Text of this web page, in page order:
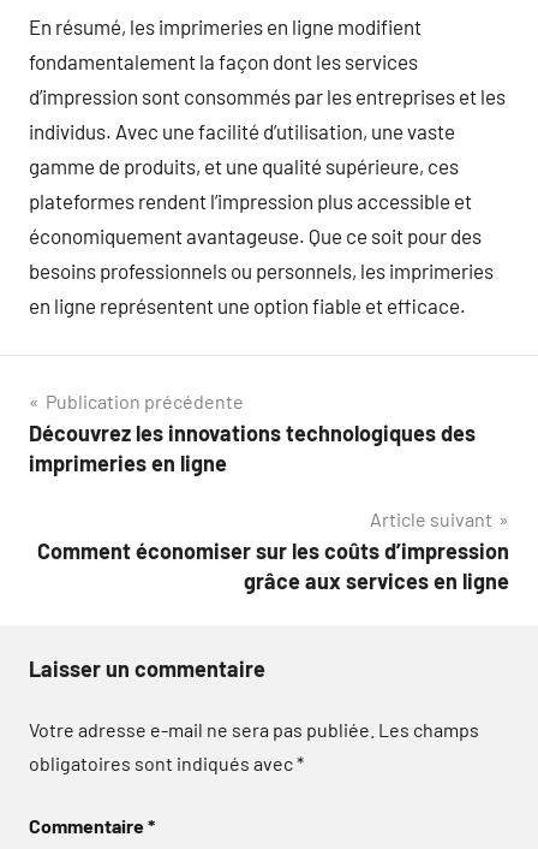
En résumé, les imprimeries en ligne modifient
fondamentalement la façon dont les services
d’impression sont consommés par les entreprises et les
individus. Avec une facilité d’utilisation, une vaste
gamme de produits, et une qualité supérieure, ces
plateformes rendent l’impression plus accessible et
économiquement avantageuse. Que ce soit pour des
besoins professionnels ou personnels, les imprimeries
en ligne représentent une option fiable et efficace.
Navigation
de
Publication précédente
Découvrez les innovations technologiques des
imprimeries en ligne
Article suivant
Comment économiser sur les coûts d’impression
grâce aux services en ligne
Laisser un commentaire
Votre adresse e-mail ne sera pas publiée. Les champs
obligatoires sont indiqués avec*
Commentaire*